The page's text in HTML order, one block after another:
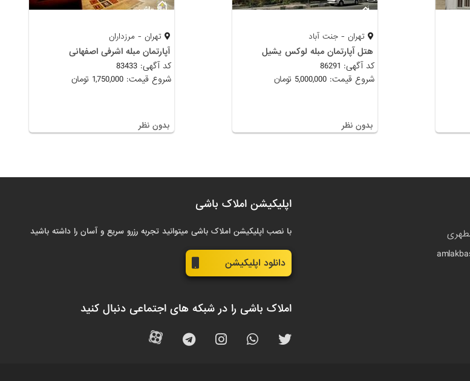
تهران - جنت آباد
هتل آپارتمان مبله لوکس یشیل
کد آگهی: 86291
شروع قیمت: 5,000,000 تومان
بدون نظر
تهران - مرزداران
آپارتمان مبله اشرفی اصفهانی
کد آگهی: 83433
شروع قیمت: 1,750,000 تومان
بدون نظر
اپلیکیشن املاک باشی
با نصب اپلیکیشن املاک باشی میتوانید تجربه رزرو سریع و آسان را داشته باشید
دانلود اپلیکیشن
املاک باشی را در شبکه های اجتماعی دنبال کنید